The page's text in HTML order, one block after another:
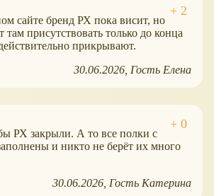
сайте бренд РХ пока висит, но
там присутствовать только до конца
прикрывают.
30.06.2026 Гость Елена
РХ закрыли. А то все полки с
и никто не берёт их много
30.06.2026 Гость Катерина